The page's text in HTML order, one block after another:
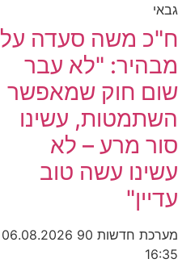
גבאי
ח"כ משה סעדה על
מבהיר: "לא עבר
שום חוק שמאפשר
השתמטות, עשינו
סור מרע – לא
עשינו עשה טוב
עדיין"
מערכת חדשות 90
06.08.2026
16:35